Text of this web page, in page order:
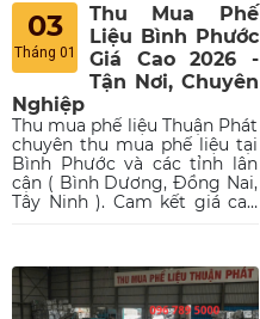
03
Tháng 01
Thu Mua Phế
Liệu Bình Phước
Giá Cao 2026 -
Tận Nơi, Chuyên
Nghiệp
Thu mua phế liệu Thuận Phát
chuyên thu mua phế liệu tại
Bình Phước và các tỉnh lân
cận ( Bình Dương, Đồng Nai,
Tây Ninh ). Cam kết giá cao
motor, sắt,... các loại từ công
trình, nhà máy xí nghiệp.